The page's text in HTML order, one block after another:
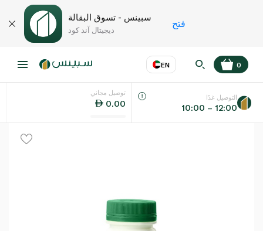
سبينس - تسوق البقالة
ديجيتال آند كود
فتح
EN
اللغة عر
0
توصيل مجاني
0.00
التوصيل غدًا
10:00 – 12:00